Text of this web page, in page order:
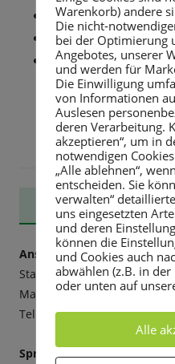
Feuerwehren
Postdienststelle
Ver- und
Haupt-
Seitenleiste
Anschrift:
Stadtverwaltung Rabenau
Markt 3, 01734 Rabenau
Tel. 0351 6498-20, Fax -211,
Sprechzeiten:
Warenkorb) andere
Die nicht-
bei der Optimierung
Angebotes, unserer
und werden für
Die Einwilligung
von Informationen
Auslesen
deren Verarbeitung.
akzeptieren“, um in
notwendigen
„Alle ablehnen“,
entscheiden. Sie
verwalten“
uns eingesetzten
und deren
können die
und Cookies auch
abwählen (z.B. in
oder unten auf
Alle